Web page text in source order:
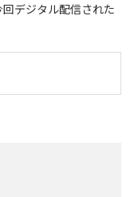
回デジタル配信された